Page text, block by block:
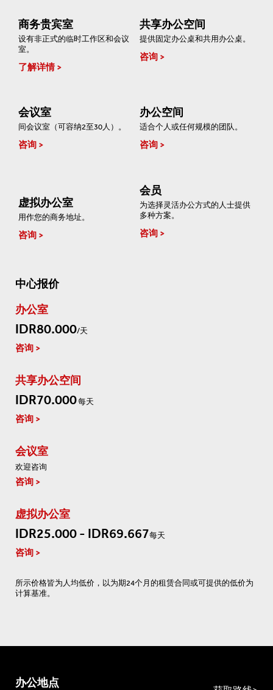
商务贵宾室
设有非正式的临时工作区和会议
室。
了解详情
共享办公空间
提供固定办公桌和共用办公桌。
咨询
会议室
间会议室（可容纳2至30人）。
咨询
办公空间
适合个人或任何规模的团队。
咨询
虚拟办公室
用作您的商务地址。
咨询
会员
为选择灵活办公方式的人士提供
多种方案。
咨询
中心报价
办公室
IDR80.000/天
咨询
共享办公空间
IDR70.000每天
咨询
会议室
欢迎咨询
咨询
虚拟办公室
IDR25.000 - IDR69.667每天
咨询
所示价格皆为人均低价，以为期24个月的租赁合同或可提供的低价为
计算基准。
办公地点